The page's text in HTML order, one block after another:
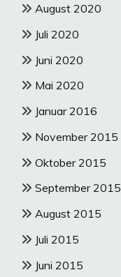
August 2020
Juli 2020
Juni 2020
Mai 2020
Januar 2016
November 2015
Oktober 2015
September 2015
August 2015
Juli 2015
Juni 2015